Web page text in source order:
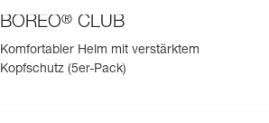
BOREO® CLUB
Komfortabler Helm mit verstärktem
Kopfschutz (5er-Pack)